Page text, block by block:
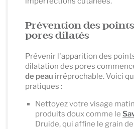
Prévention des
pores dilatés
Prévenir l'apparition des
dilatation des pores
de peau irréprochable. Voici
pratiques :
Nettoyez votre visage
produits doux comme le
Druide, qui affine le grain